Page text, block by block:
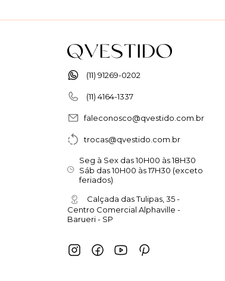
(11) 91269-0202
(11) 4164-1337
faleconosco@qvestido.com.br
trocas@qvestido.com.br
Seg à Sex das 10H00 às 18H30
Sáb das 10H00 às 17H30 (exceto
feriados)
Calçada das Tulipas, 35 -
Centro Comercial Alphaville -
Barueri - SP